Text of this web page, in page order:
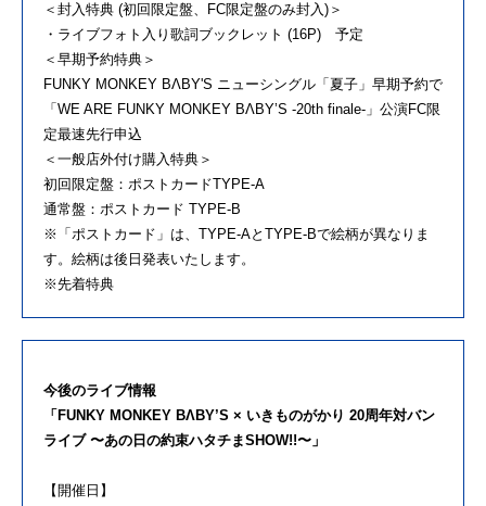
＜封入特典 (初回限定盤、FC限定盤のみ封入)＞
・ライブフォト入り歌詞ブックレット (16P) 予定
＜早期予約特典＞
FUNKY MONKEY BΛBY'S ニューシングル「夏子」早期予約で
「WE ARE FUNKY MONKEY BΛBY’S -20th finale-」公演FC限
定最速先行申込
＜一般店外付け購入特典＞
初回限定盤：ポストカードTYPE-A
通常盤：ポストカード TYPE-B
※「ポストカード」は、TYPE-AとTYPE-Bで絵柄が異なりま
す。絵柄は後日発表いたします。
※先着特典
今後のライブ情報
「FUNKY MONKEY BΛBY’S × いきものがかり 20周年対バン
ライブ 〜あの日の約束ハタチまSHOW!!〜」
【開催日】